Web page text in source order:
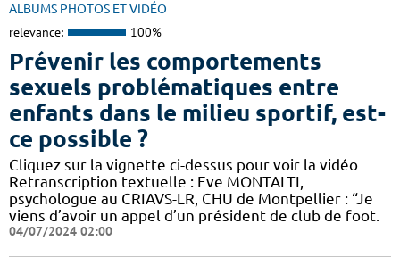
ALBUMS PHOTOS ET VIDÉO
relevance: 100%
Prévenir les comportements
sexuels problématiques entre
enfants dans le milieu sportif, est-
ce possible ?
Cliquez sur la vignette ci-dessus pour voir la vidéo
Retranscription textuelle : Eve MONTALTI,
psychologue au CRIAVS-LR, CHU de Montpellier : “Je
viens d’avoir un appel d’un président de club de foot.
04/07/2024 02:00